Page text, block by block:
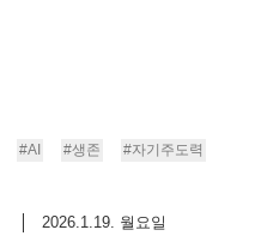
#AI #생존
#자기주도력
2026.1.19. 월요일